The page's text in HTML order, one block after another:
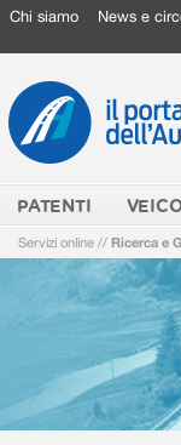
Chi siamo News e
PATENTI
Servizi online // Ricerca e